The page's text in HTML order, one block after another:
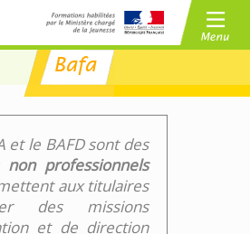
BAFA
BPJEPS
/
CPJEPS
Bafa
et le BAFD sont des
non professionnels
aux titulaires
des missions
et de direction